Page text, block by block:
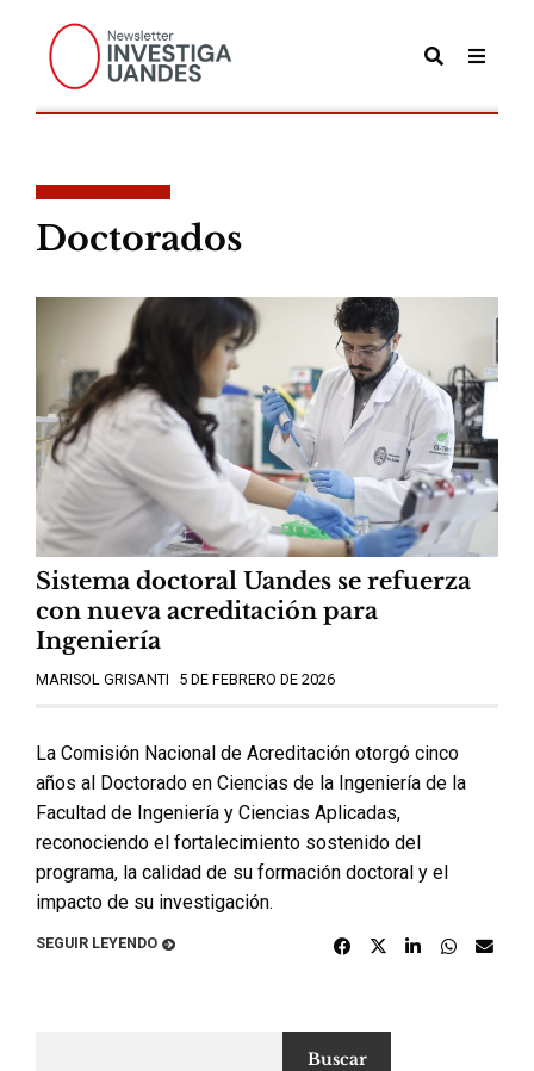
Doctorados
Sistema doctoral Uandes se refuerza
con nueva acreditación para
Ingeniería
MARISOL GRISANTI 5 DE FEBRERO DE 2026
La Comisión Nacional de Acreditación otorgó cinco
años al Doctorado en Ciencias de la Ingeniería de la
Facultad de Ingeniería y Ciencias Aplicadas,
reconociendo el fortalecimiento sostenido del
programa, la calidad de su formación doctoral y el
impacto de su investigación.
SEGUIR LEYENDO
Buscar